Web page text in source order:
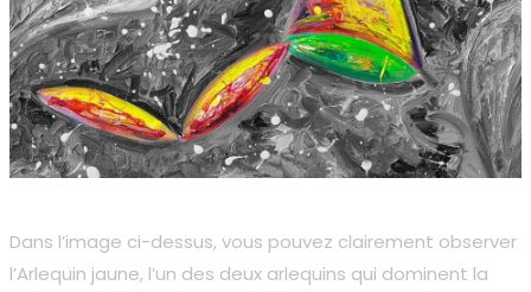
Dans l’image ci-dessus, vous pouvez clairement observer
l’Arlequin jaune, l’un des deux arlequins qui dominent la